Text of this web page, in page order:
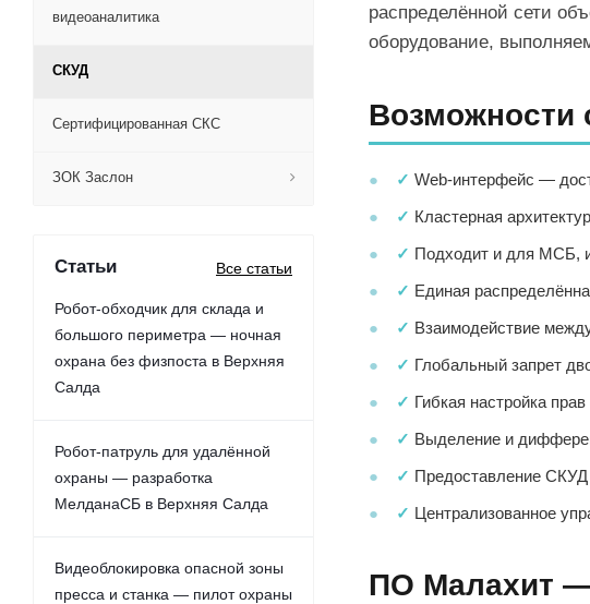
распределённой сети
оборудование,
Возможности
✓ Web-интерфейс —
✓ Кластерная
✓ Подходит и для МСБ,
✓ Единая
✓ Взаимодействие
✓ Глобальный запрет
✓ Гибкая настройка
✓ Выделение и
✓ Предоставление
✓ Централизованное
ПО Малахит
видеоаналитика
СКУД
Сертифицированная СКС
ЗОК Заслон
Статьи Все статьи
Робот-обходчик для склада и
большого периметра — ночная
охрана без физпоста в Верхняя
Салда
Робот-патруль для удалённой
охраны — разработка
МелданаСБ в Верхняя Салда
Видеоблокировка опасной зоны
пресса и станка — пилот охраны